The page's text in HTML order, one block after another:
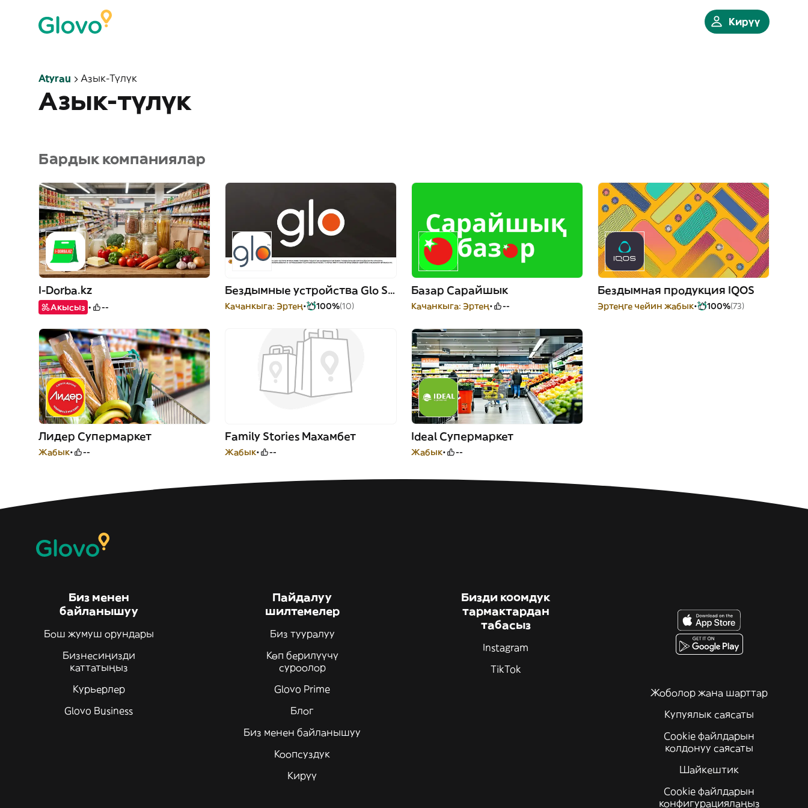
Кирүү
Atyrau Азык-Түлүк
Азык-түлүк
Бардык компаниялар
I-Dorba.kz
Акысыз --
Бездымные устройства Glo Store
Качанкыга: Эртең 100%(10)
Базар Сарайшык
Качанкыга: Эртең --
Бездымная продукция IQOS
Эртеңге чейин жабык 100%(73)
Лидер Супермаркет
Жабык --
Family Stories Махамбет
Жабык --
Ideal Супермаркет
Жабык --
Биз менен
байланышуу
Бош жумуш орундары
Бизнесиңизди
каттатыңыз
Курьерлер
Glovo Business
Пайдалуу
шилтемелер
Биз тууралуу
Көп берилүүчү
суроолор
Glovo Prime
Блог
Биз менен байланышуу
Коопсуздук
Кирүү
Бизди коомдук
тармактардан
табасыз
Instagram
TikTok
Жоболор жана шарттар
Купуялык саясаты
Cookie файлдарын
колдонуу саясаты
Шайкештик
Cookie файлдарын
конфигурациялаңыз